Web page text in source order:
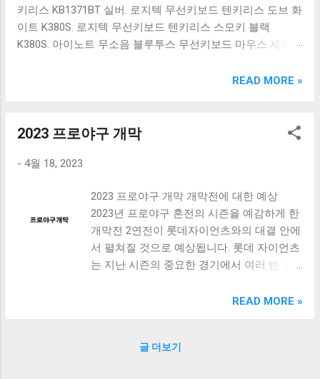
키리스 KB1371BT 실버. 로지텍 무선키보드 텐키리스 도브 화
이트 K380S. 로지텍 무선키보드 텐키리스 스모키 블랙
K380S. 아이노트 무소음 블루투스 무선키보드 마우스 세트
OABTKBDA 퓨어 화이트. 코시 베이직 블루투스 키보드
랙. 큐센 멤브레인 무선 키보드 블랙 K1000 일반형 블루투스
다양한 할인 혜택과 빠른배송 혜택을 놓치지 않도록 먼저 확
도 많고, 가격도 다양해서 결정이 많이 어려우시죠? 특히 블
루투스키보드 같은 상품을 고를 때는 더 고민이 많을 수 밖에
없습니다. 다양한 상품들을 상세스펙 과 가격 을 꼼꼼히 비교
해서 구매하실 수 있도록 순위 추천 해드릴게요. 특가상품 보
러가기 추천상품 Best 유니콘 멀티페어링 스마트폰 태블릿
READ MORE »
2023 프로야구 개막
- 4월 18, 2023
2023 프로야구 개막 개막전에 대한 예상
2023년 프로야구 혼전의 시즌을 예감하게 한
개막전 2연전이 롯데자이언츠와의 대결 안에
서 펼쳐질 것으로 예상됩니다. 롯데 자이언츠
는 지난 시즌의 중요한 경기에서 여러 번 좋
에서도 강력한 경쟁을 예상해 볼 수 있습니
막전 이후에는 2연전이 진행될 예정입니다.
READ MORE »
글 더보기